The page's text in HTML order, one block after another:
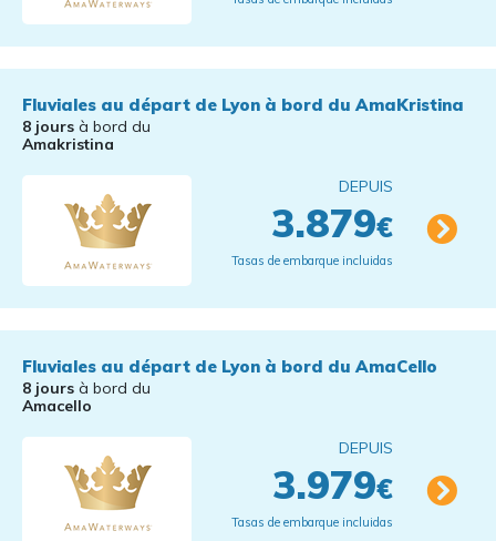
Fluviales au départ de Lyon à bord du AmaKristina
8 jours à bord du
Amakristina
DEPUIS
3.879€
Tasas de embarque incluidas
Fluviales au départ de Lyon à bord du AmaCello
8 jours à bord du
Amacello
DEPUIS
3.979€
Tasas de embarque incluidas